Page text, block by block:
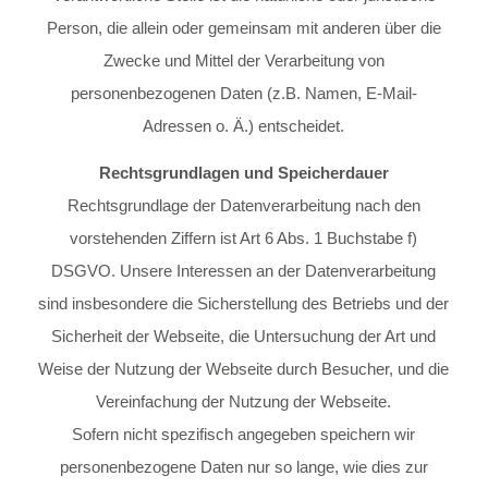
Person, die allein oder gemeinsam mit anderen über die
Zwecke und Mittel der Verarbeitung von
personenbezogenen Daten (z.B. Namen, E-Mail-
Adressen o. Ä.) entscheidet.
Rechtsgrundlagen und Speicherdauer
Rechtsgrundlage der Datenverarbeitung nach den
vorstehenden Ziffern ist Art 6 Abs. 1 Buchstabe f)
DSGVO. Unsere Interessen an der Datenverarbeitung
sind insbesondere die Sicherstellung des Betriebs und der
Sicherheit der Webseite, die Untersuchung der Art und
Weise der Nutzung der Webseite durch Besucher, und die
Vereinfachung der Nutzung der Webseite.
Sofern nicht spezifisch angegeben speichern wir
personenbezogene Daten nur so lange, wie dies zur